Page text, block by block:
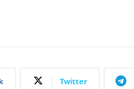
Twitter